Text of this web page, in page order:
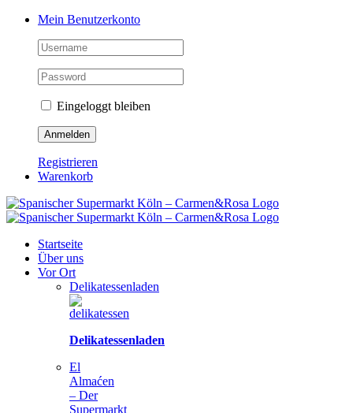
Zum
springen
Facebook
Instagram
Pinterest
Tiktok
YouTubeMein Benutzerkonto
Eingeloggt bleiben
Registrieren
Warenkorb
Startseite
Über uns
Vor Ort
Delikatessenladen
Delikatessenladen
El
Almaćen
– Der
Supermarkt